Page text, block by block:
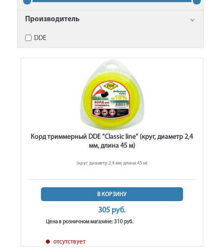
Производитель
DDE
Корд триммерный DDE "Classic line" (круг, диаметр 2,4
мм, длина 45 м)
(круг, диаметр 2,4 мм, длина 45 м)
В КОРЗИНУ
305 руб.
Цена в розничном магазине: 310 руб.
отсутствует